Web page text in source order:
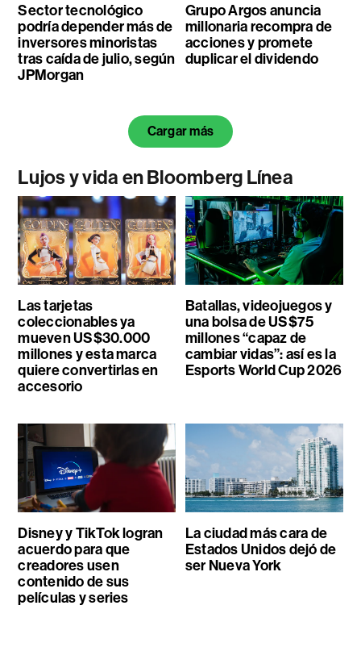
Sector tecnológico
podría depender más de
inversores minoristas
tras caída de julio, según
JPMorgan
Grupo Argos anuncia
millonaria recompra de
acciones y promete
duplicar el dividendo
Cargar más
Lujos y vida en Bloomberg Línea
Las tarjetas
coleccionables ya
mueven US$30.000
millones y esta marca
quiere convertirlas en
accesorio
Batallas, videojuegos y
una bolsa de US$75
millones “capaz de
cambiar vidas”: así es la
Esports World Cup 2026
Disney y TikTok logran
acuerdo para que
creadores usen
contenido de sus
películas y series
La ciudad más cara de
Estados Unidos dejó de
ser Nueva York